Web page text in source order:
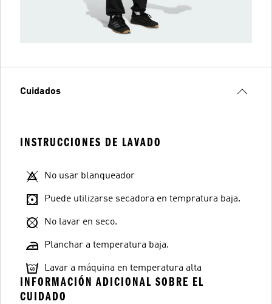
Cuidados
INSTRUCCIONES DE LAVADO
No usar blanqueador
Puede utilizarse secadora en tempratura baja.
No lavar en seco.
Planchar a temperatura baja.
Lavar a máquina en temperatura alta
INFORMACIÓN ADICIONAL SOBRE EL
CUIDADO